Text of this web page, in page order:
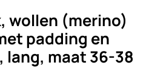
wollen (merino)
padding en
lang, maat 36-38